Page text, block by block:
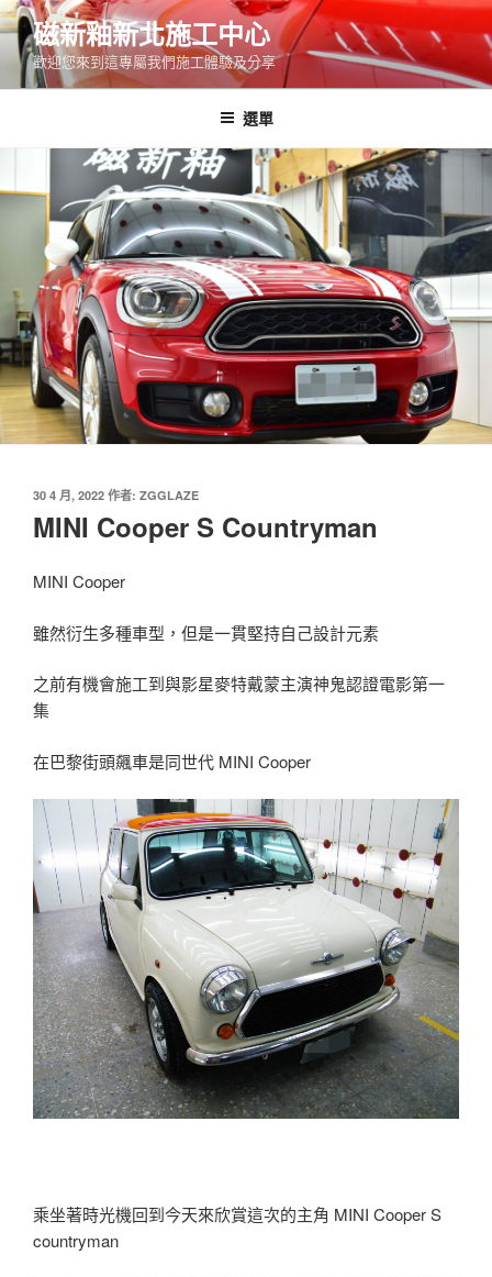
跳
至
要
容
磁新釉新北施工中心
歡迎您來到這專屬我們施工體驗及分享
選單
發
佈
於
30 4 月, 2022 作者: ZGGLAZE
MINI Cooper S Countryman
MINI Cooper
雖然衍生多種車型，但是一貫堅持自己設計元素
之前有機會施工到與影星麥特戴蒙主演神鬼認證電影第一
集
在巴黎街頭飆車是同世代 MINI Cooper
乘坐著時光機回到今天來欣賞這次的主角 MINI Cooper S
countryman